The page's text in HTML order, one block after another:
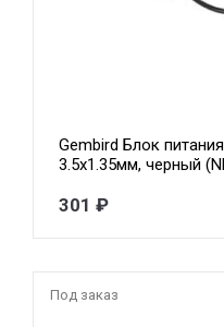
Gembird Блок
3.5х1.35мм, черный
301 ₽
Под заказ